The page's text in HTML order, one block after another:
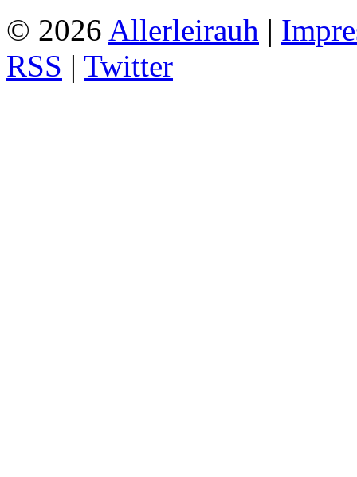
© 2026 Allerleirauh |
RSS | Twitter